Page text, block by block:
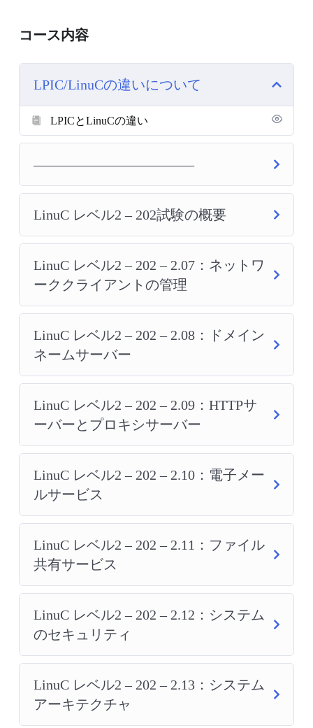
コース内容
LPIC/LinuCの違いについて
LPICとLinuCの違い
———————————–
LinuC レベル2 – 202試験の概要
LinuC レベル2 – 202 – 2.07：ネットワ
ーククライアントの管理
LinuC レベル2 – 202 – 2.08：ドメイン
ネームサーバー
LinuC レベル2 – 202 – 2.09：HTTPサ
ーバーとプロキシサーバー
LinuC レベル2 – 202 – 2.10：電子メー
ルサービス
LinuC レベル2 – 202 – 2.11：ファイル
共有サービス
LinuC レベル2 – 202 – 2.12：システム
のセキュリティ
LinuC レベル2 – 202 – 2.13：システム
アーキテクチャ